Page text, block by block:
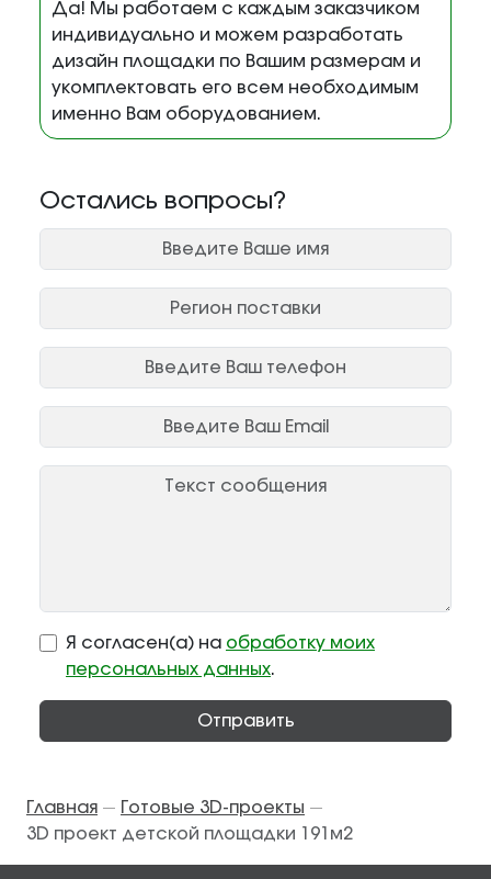
Да! Мы работаем с каждым заказчиком
индивидуально и можем разработать
дизайн площадки по Вашим размерам и
укомплектовать его всем необходимым
именно Вам оборудованием.
Остались вопросы?
Я согласен(а) на обработку моих
персональных данных.
Отправить
Главная — Готовые 3D-проекты —
3D проект детской площадки 191м2